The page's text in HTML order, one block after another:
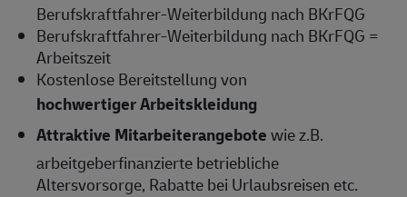
Berufskraftfahrer-Weiterbildung nach BKrFQG
Berufskraftfahrer-Weiterbildung nach BKrFQG =
Arbeitszeit
Kostenlose Bereitstellung von
hochwertiger Arbeitskleidung
Attraktive Mitarbeiterangebotewie z.B.
arbeitgeberfinanzierte betriebliche
Altersvorsorge, Rabatte bei Urlaubsreisen etc.